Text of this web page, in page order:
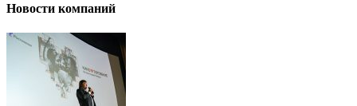
Новости компаний